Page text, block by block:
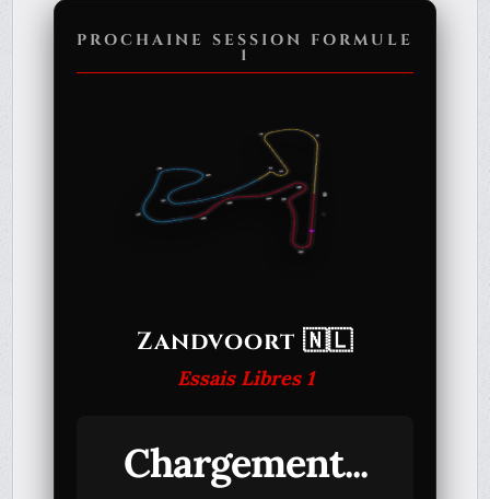
PROCHAINE SESSION FORMULE
1
Zandvoort 🇳🇱
Essais Libres 1
Chargement...